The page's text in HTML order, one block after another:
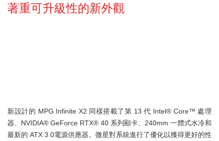
著重可升級性的新外觀
新設計的 MPG Infinite X2 同樣搭載了第 13 代 Intel® Core™ 處理
器、NVIDIA® GeForce RTX® 40 系列顯卡、240mm 一體式水冷和
最新的 ATX 3.0電源供應器。微星對系統進行了優化以獲得更好的性